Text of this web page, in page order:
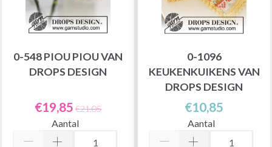
0-548 PIOU PIOU VAN
DROPS DESIGN
€19,85 €21,05
Aantal
0-1096
KEUKENKUIKENS VAN
DROPS DESIGN
€10,85
Aantal